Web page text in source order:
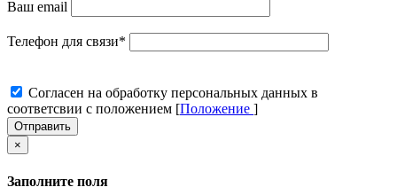
Ваш email
Телефон для связи*
Cогласен на обработку персональных данных в
соответсвии с положением [Положение ]
Отправить
×
Заполните поля